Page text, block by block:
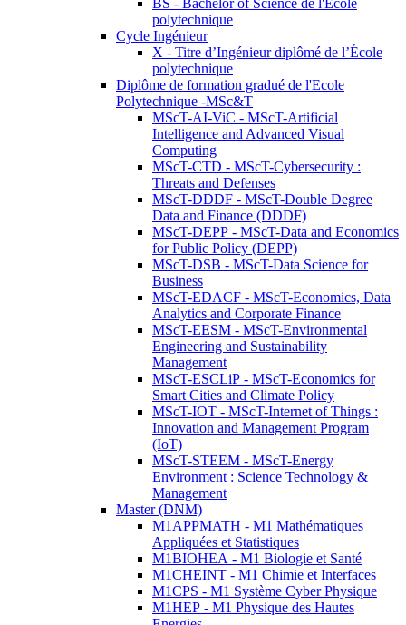
BS - Bachelor of Science de l'Ecole
polytechnique
Cycle Ingénieur
X - Titre d’Ingénieur diplômé de l’École
polytechnique
Diplôme de formation gradué de l'Ecole
Polytechnique -MSc&T
MScT-AI-ViC - MScT-Artificial
Intelligence and Advanced Visual
Computing
MScT-CTD - MScT-Cybersecurity :
Threats and Defenses
MScT-DDDF - MScT-Double Degree
Data and Finance (DDDF)
MScT-DEPP - MScT-Data and Economics
for Public Policy (DEPP)
MScT-DSB - MScT-Data Science for
Business
MScT-EDACF - MScT-Economics, Data
Analytics and Corporate Finance
MScT-EESM - MScT-Environmental
Engineering and Sustainability
Management
MScT-ESCLiP - MScT-Economics for
Smart Cities and Climate Policy
MScT-IOT - MScT-Internet of Things :
Innovation and Management Program
(IoT)
MScT-STEEM - MScT-Energy
Environment : Science Technology &
Management
Master (DNM)
M1APPMATH - M1 Mathématiques
Appliquées et Statistiques
M1BIOHEA - M1 Biologie et Santé
M1CHEINT - M1 Chimie et Interfaces
M1CPS - M1 Système Cyber Physique
M1HEP - M1 Physique des Hautes